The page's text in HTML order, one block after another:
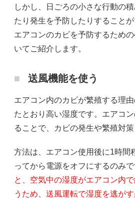
しかし、日ごろの小さな行動の
たり発生を予防したりすることが
エアコンのカビを予防するため
いてご紹介します。
送風機能を使う
エアコン内のカビが繁殖する理
たとおり高い湿度です。エアコ
ることで、カビの発生や繁殖対策
方法は、エアコン使用後に1時間
ってから電源をオフにするのみで
と、空気中の湿度がエアコン内
うため、送風運転で湿度を逃がす